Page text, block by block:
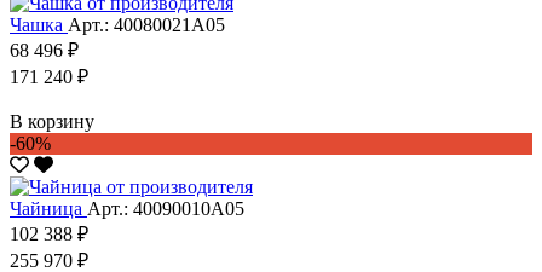
Чашка Арт.: 40080021А05
68 496 ₽
171 240 ₽
В корзину
-60%
Чайница Арт.: 40090010А05
102 388 ₽
255 970 ₽